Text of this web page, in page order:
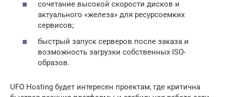
сочетание высокой скорости дисков и
актуального «железа» для ресурсоемких
сервисов;
быстрый запуск серверов после заказа и
возможность загрузки собственных ISO-
образов.
UFO Hosting будет интересен проектам, где критична